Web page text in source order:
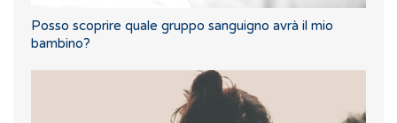
Posso scoprire quale gruppo sanguigno avrà il mio
bambino?